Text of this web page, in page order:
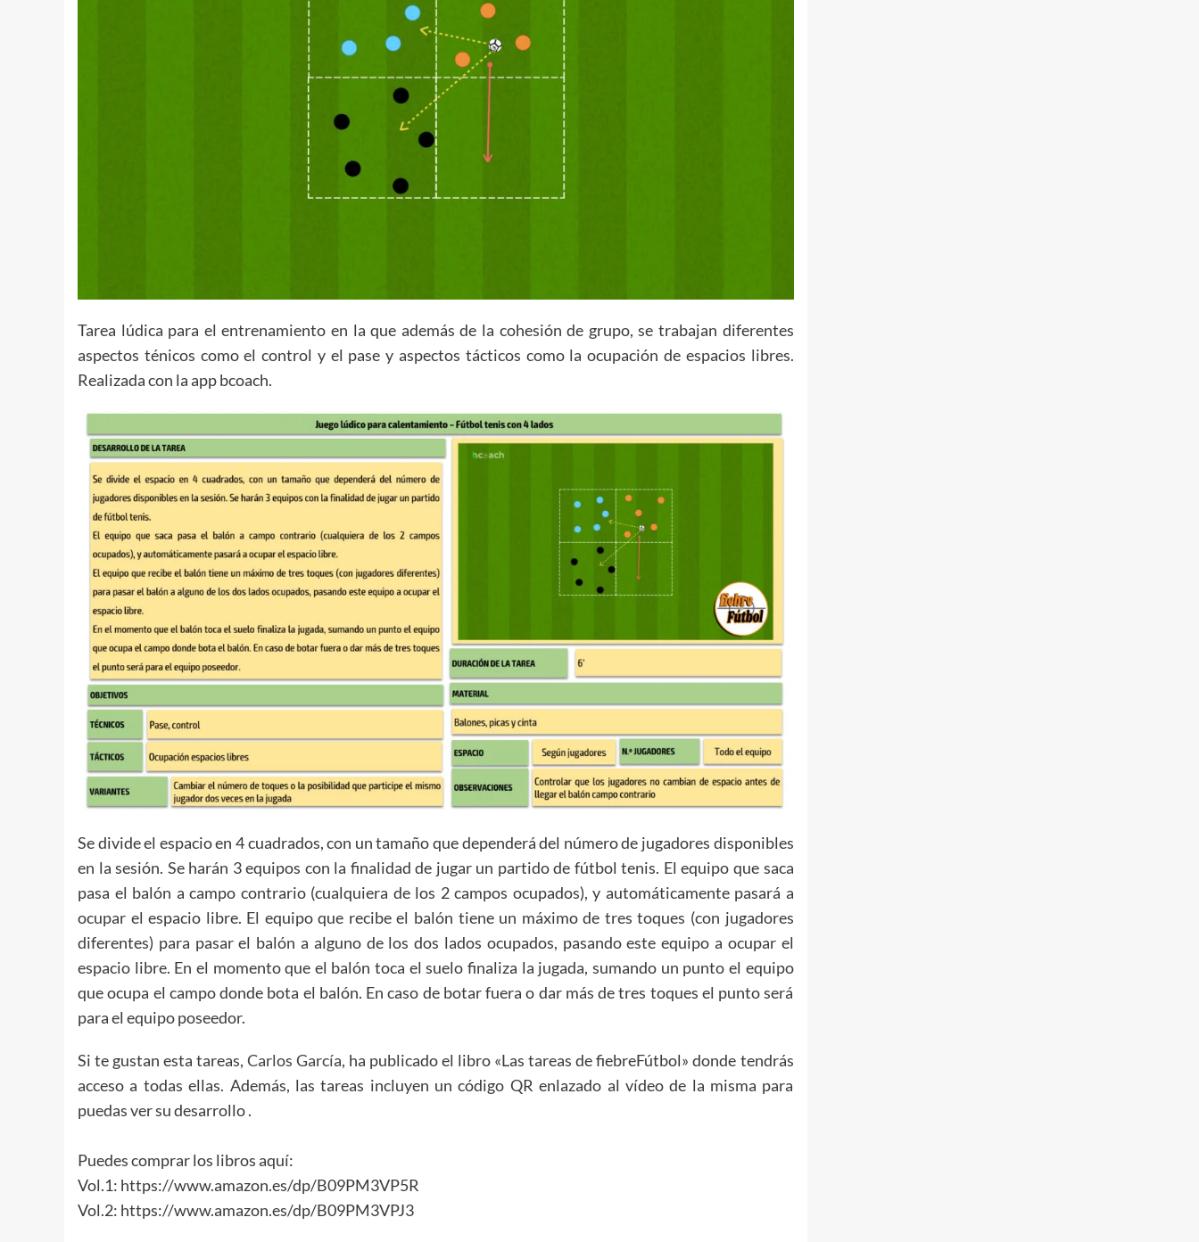
Tarea lúdica para el entrenamiento en la que además de la cohesión de grupo, se trabajan diferentes
aspectos ténicos como el control y el pase y aspectos tácticos como la ocupación de espacios libres.
Realizada con la app bcoach.
Se divide el espacio en 4 cuadrados, con un tamaño que dependerá del número de jugadores disponibles
en la sesión. Se harán 3 equipos con la finalidad de jugar un partido de fútbol tenis. El equipo que saca
pasa el balón a campo contrario (cualquiera de los 2 campos ocupados), y automáticamente pasará a
ocupar el espacio libre. El equipo que recibe el balón tiene un máximo de tres toques (con jugadores
diferentes) para pasar el balón a alguno de los dos lados ocupados, pasando este equipo a ocupar el
espacio libre. En el momento que el balón toca el suelo finaliza la jugada, sumando un punto el equipo
que ocupa el campo donde bota el balón. En caso de botar fuera o dar más de tres toques el punto será
para el equipo poseedor.
Si te gustan esta tareas,Carlos García, ha publicado el libro «Las tareas de fiebreFútbol» donde tendrás
acceso a todas ellas. Además, las tareas incluyen un código QR enlazado al vídeo de la misma para
puedas ver su desarrollo .
Puedes comprar los libros aquí:
Vol.1: https://www.amazon.es/dp/B09PM3VP5R
Vol.2: https://www.amazon.es/dp/B09PM3VPJ3